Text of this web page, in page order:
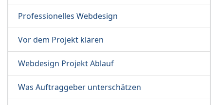
Professionelles Webdesign
Vor dem Projekt klären
Webdesign Projekt Ablauf
Was Auftraggeber unterschätzen